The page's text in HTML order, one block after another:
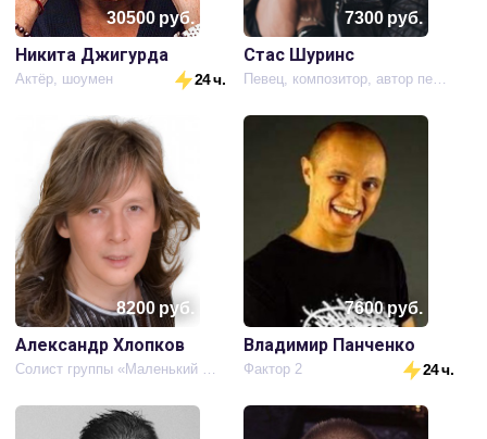
30500руб.
Никита Джигурда
Актёр, шоумен 24 ч.
7300руб.
Стас Шуринс
Певец, композитор, автор песен
8200руб.
Александр Хлопков
Cолист группы «Маленький принц»
7600руб.
Владимир Панченко
Фактор 2 24 ч.